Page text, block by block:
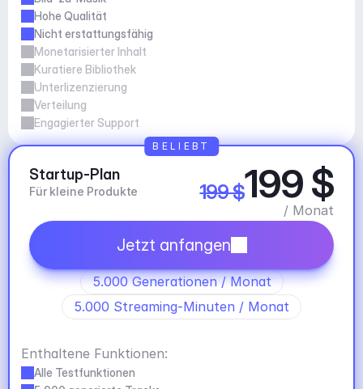
Hohe Qualität
Nicht erstattungsfähig
Monetarisierter Inhalt
Kuratiere Bibliothek
Unterlizenzierung
Verteilung
Engagierter Support
Startup-Plan
Für kleine Produkte 199 $199 $
/ Monat
Jetzt anfangen
5.000 Generationen / Monat
5.000 Streaming-Minuten / Monat
Enthaltene Funktionen:
Alle Testfunktionen
BELIEBT